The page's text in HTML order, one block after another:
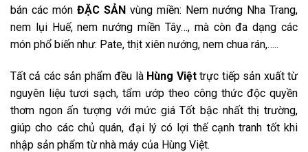
bán các món ĐẶC SẢN vùng miền: Nem nướng Nha Trang,
nem lụi Huế, nem nướng miền Tây…, mà còn đa dạng các
món phổ biến như: Pate, thịt xiên nướng, nem chua rán,…..
Tất cả các sản phẩm đều là Hùng Việttrực tiếp sản xuất từ
nguyên liệu tươi sạch, tẩm ướp theo công thức độc quyền
thơm ngon ấn tượng với mức giá Tốt bậc nhất thị trường,
giúp cho các chủ quán, đại lý có lợi thế cạnh tranh tốt khi
nhập sản phẩm từ nhà máy của Hùng Việt.